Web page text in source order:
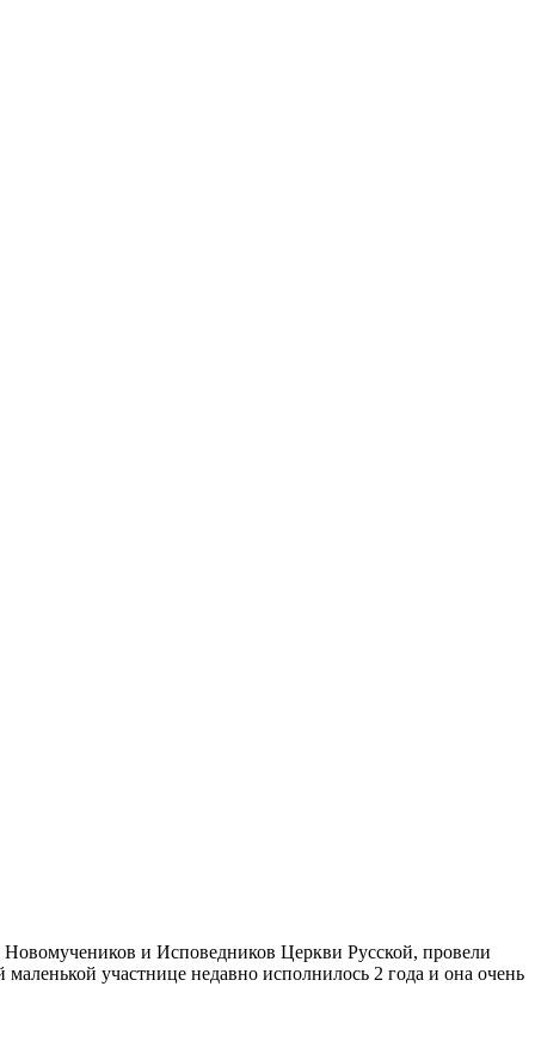
и Исповедников Церкви Русской, провели
участнице недавно исполнилось 2 года и она очень